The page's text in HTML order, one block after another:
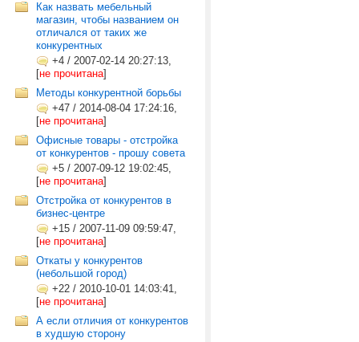
Как назвать мебельный
магазин, чтобы названием он
отличался от таких же
конкурентных
+4 / 2007-02-14 20:27:13,
[не прочитана]
Методы конкурентной борьбы
+47 / 2014-08-04 17:24:16,
[не прочитана]
Офисные товары - отстройка
от конкурентов - прошу совета
+5 / 2007-09-12 19:02:45,
[не прочитана]
Отстройка от конкурентов в
бизнес-центре
+15 / 2007-11-09 09:59:47,
[не прочитана]
Откаты у конкурентов
(небольшой город)
+22 / 2010-10-01 14:03:41,
[не прочитана]
А если отличия от конкурентов
в худшую сторону